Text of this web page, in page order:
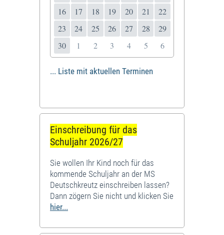
16
17 18 19 20 21
22
23
24 25 26 27 28
29
30
1 2 3 4 5 6
... Liste mit aktuellen Terminen
Einschreibung für das
Schuljahr 2026/27
Sie wollen Ihr Kind noch für das
kommende Schuljahr an der MS
Deutschkreutz einschreiben lassen?
Dann zögern Sie nicht und klicken Sie
hier...